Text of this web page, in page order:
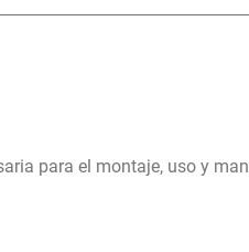
para el montaje, uso y